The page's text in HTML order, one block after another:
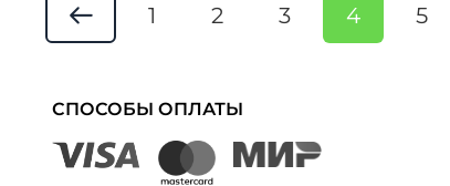
1 2 3 4 5
СПОСОБЫ ОПЛАТЫ